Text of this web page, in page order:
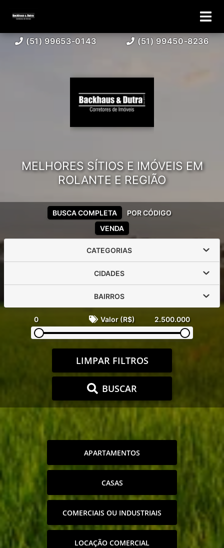
(51) 99653-0143 (51) 99450-8236
MELHORES SÍTIOS E IMÓVEIS EM
ROLANTE E REGIÃO
VENDA
BUSCA COMPLETA POR CÓDIGO
CATEGORIAS
CIDADES
BAIRROS
0 Valor (R$) 2.500.000
LIMPAR FILTROS
BUSCAR
APARTAMENTOS
CASAS
COMERCIAIS OU INDUSTRIAIS
LOCAÇÃO COMERCIAL